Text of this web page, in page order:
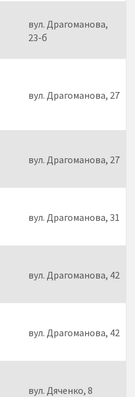
вул. Драгоманова,
23-б
вул. Драгоманова, 27
вул. Драгоманова, 27
вул. Драгоманова, 31
вул. Драгоманова, 42
вул. Драгоманова, 42
вул. Дяченко, 8